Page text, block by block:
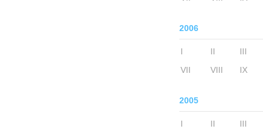
2006
I II III
VII
VIII IX
2005
I II III